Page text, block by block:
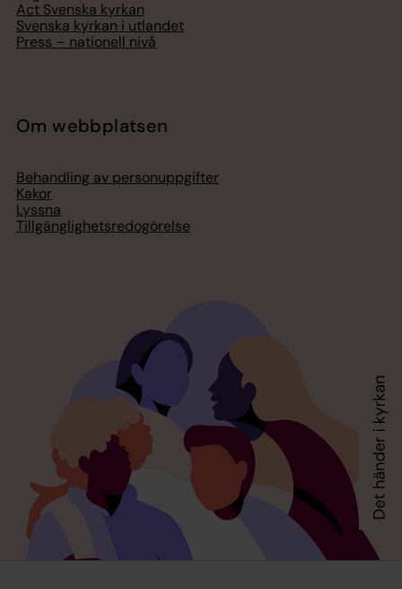
Act Svenska kyrkan
Svenska kyrkan i utlandet
Press – nationell nivå
Om webbplatsen
Behandling av personuppgifter
Kakor
Lyssna
Tillgänglighetsredogörelse